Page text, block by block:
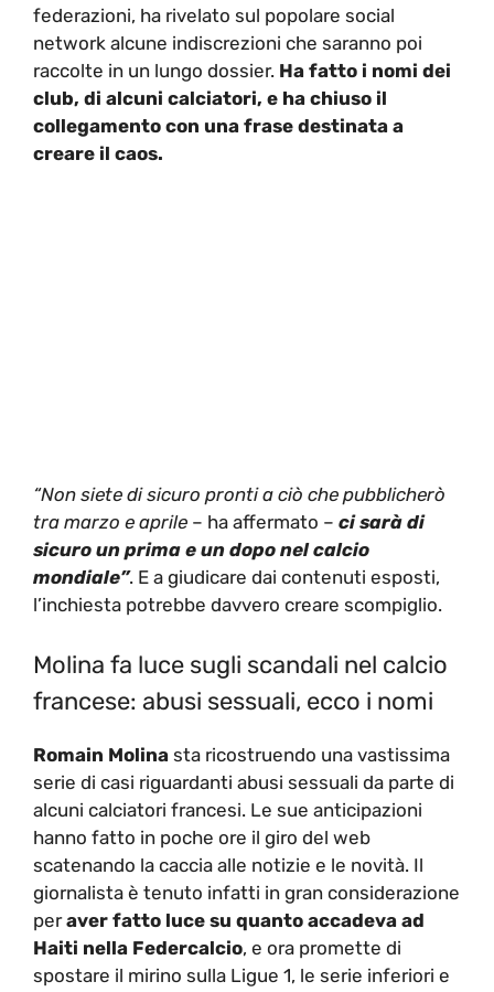
federazioni, ha rivelato sul popolare social
network alcune indiscrezioni che saranno poi
raccolte in un lungo dossier. Ha fatto i nomi dei
club, di alcuni calciatori, e ha chiuso il
collegamento con una frase destinata a
creare il caos.
“Non siete di sicuro pronti a ciò che pubblicherò
tra marzo e aprile – ha affermato – ci sarà di
sicuro un prima e un dopo nel calcio
mondiale”. E a giudicare dai contenuti esposti,
l’inchiesta potrebbe davvero creare scompiglio.
Molina fa luce sugli scandali nel calcio
francese: abusi sessuali, ecco i nomi
Romain Molina sta ricostruendo una vastissima
serie di casi riguardanti abusi sessuali da parte di
alcuni calciatori francesi. Le sue anticipazioni
hanno fatto in poche ore il giro del web
scatenando la caccia alle notizie e le novità. Il
giornalista è tenuto infatti in gran considerazione
peraver fatto luce su quanto accadeva ad
Haiti nella Federcalcio, e ora promette di
spostare il mirino sulla Ligue 1, le serie inferiori e